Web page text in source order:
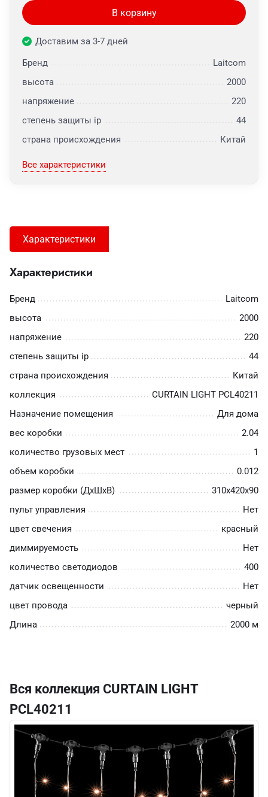
В корзину
Доставим за 3-7 дней
Бренд
Laitcom
высота
2000
напряжение
220
степень защиты ip
44
страна происхождения
Китай
Все характеристики
Характеристики
Характеристики
Бренд
Laitcom
высота
2000
напряжение
220
степень защиты ip
44
страна происхождения
Китай
коллекция
CURTAIN LIGHT PCL40211
Назначение помещения
Для дома
вес коробки
2.04
количество грузовых мест
1
объем коробки
0.012
размер коробки (ДхШхВ)
310х420х90
пульт управления
Нет
цвет свечения
красный
диммируемость
Нет
количество светодиодов
400
датчик освещенности
Нет
цвет провода
черный
Длина
2000 м
Вся коллекция CURTAIN LIGHT
PCL40211